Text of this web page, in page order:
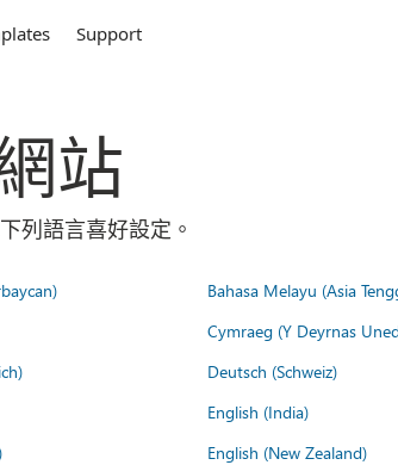
Support
站
列語言喜好設定。
Bahasa Melayu (Asia
Cymraeg (Y Deyrnas
Deutsch (Schweiz)
English (India)
English (New Zealand)